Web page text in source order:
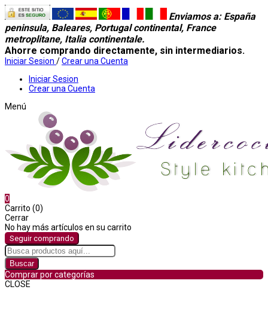
Enviamos a: España
peninsula, Baleares, Portugal continental, France
metroplitane, Italia continentale.
Ahorre comprando directamente, sin intermediarios.
Iniciar Sesion /Crear una Cuenta
Iniciar Sesion
Crear una Cuenta
Menú
0
Carrito (0)
Cerrar
No hay más artículos en su carrito
Seguir comprando
Buscar
Comprar por categorías
CLOSE